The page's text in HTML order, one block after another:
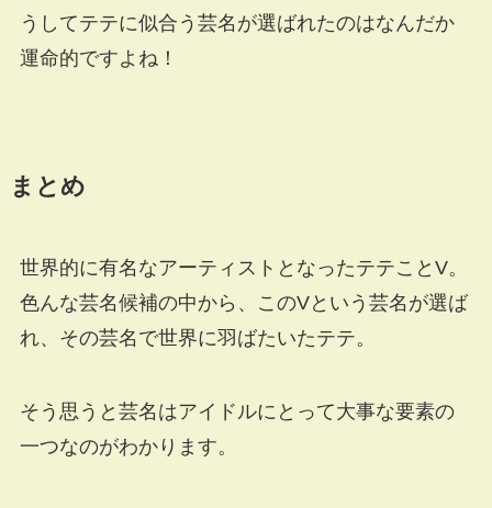
うしてテテに似合う芸名が選ばれたのはなんだか
運命的ですよね！
まとめ
世界的に有名なアーティストとなったテテことV。
色んな芸名候補の中から、このVという芸名が選ば
れ、その芸名で世界に羽ばたいたテテ。
そう思うと芸名はアイドルにとって大事な要素の
一つなのがわかります。